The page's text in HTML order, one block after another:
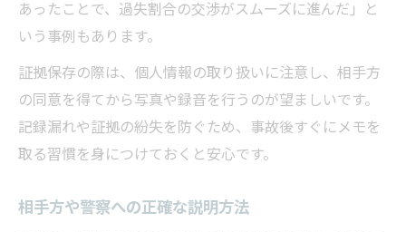
あったことで、過失割合の交渉がスムーズに進んだ」と
いう事例もあります。
証拠保存の際は、個人情報の取り扱いに注意し、相手方
の同意を得てから写真や録音を行うのが望ましいです。
記録漏れや証拠の紛失を防ぐため、事故後すぐにメモを
取る習慣を身につけておくと安心です。
相手方や警察への正確な説明方法